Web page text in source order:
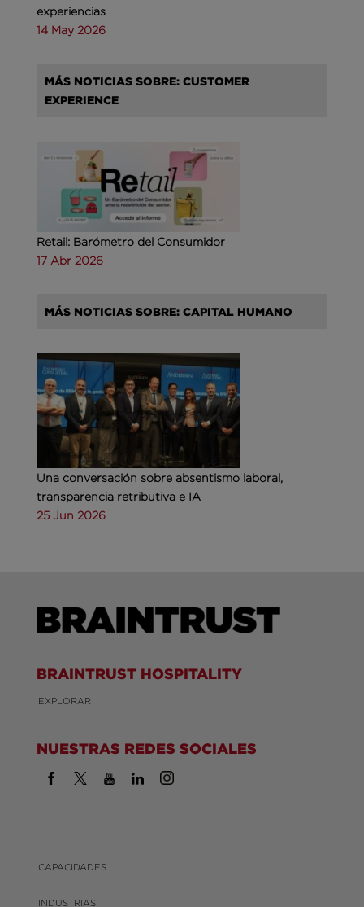
experiencias
14 May 2026
MÁS NOTICIAS SOBRE: CUSTOMER
EXPERIENCE
Retail: Barómetro del Consumidor
17 Abr 2026
MÁS NOTICIAS SOBRE: CAPITAL HUMANO
Una conversación sobre absentismo laboral,
transparencia retributiva e IA
25 Jun 2026
BRAINTRUST HOSPITALITY
EXPLORAR
NUESTRAS REDES SOCIALES
CAPACIDADES
INDUSTRIAS